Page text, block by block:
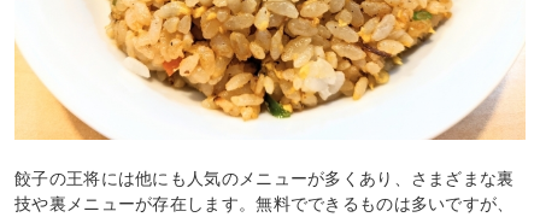
餃子の王将には他にも人気のメニューが多くあり、さまざまな裏
技や裏メニューが存在します。無料でできるものは多いですが、